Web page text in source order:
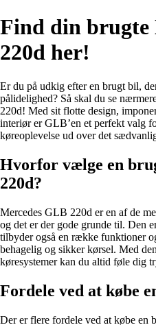
Find din brugte
220d her!
Er du på udkig efter en brugt bil,
pålidelighed? Så skal du se
220d! Med sit flotte design,
interiør er GLB’en et perfekt valg
køreoplevelse ud over det
Hvorfor vælge en
220d?
Mercedes GLB 220d er en af de
og det er der gode grunde til. Den
tilbyder også en række funktioner
behagelig og sikker kørsel. Med
køresystemer kan du altid føle dig
Fordele ved at købe
Der er flere fordele ved at købe en